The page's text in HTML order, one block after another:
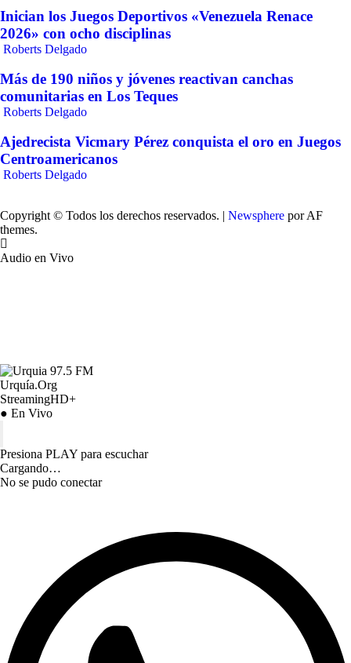
Inician los Juegos Deportivos «Venezuela Renace
2026» con ocho disciplinas
Roberts Delgado
Más de 190 niños y jóvenes reactivan canchas
comunitarias en Los Teques
Roberts Delgado
Ajedrecista Vicmary Pérez conquista el oro en Juegos
Centroamericanos
Roberts Delgado
Copyright © Todos los derechos reservados. | Newsphere por AF
themes.
Audio en Vivo
Urquía.Org
StreamingHD+
● En Vivo
Presiona PLAY para escuchar
Cargando…
No se pudo conectar